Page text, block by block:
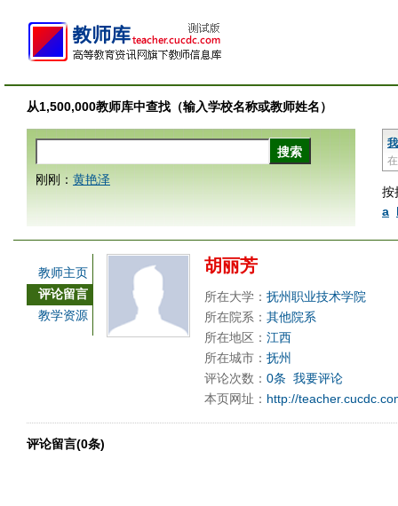
从1,500,000教师库中查找（输入学校名称或教师姓名）
按
a
刚刚： 黄艳泽
教师主页
评论留言
教学资源
胡丽芳
所在大学： 抚州职业技术学院
所在院系： 其他院系
所在地区： 江西
所在城市： 抚州
评论次数： 0条 我要评论
本页网址： http://
评论留言(0条)